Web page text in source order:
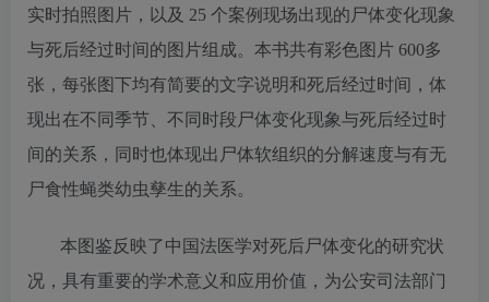
实时拍照图片，以及 25 个案例现场出现的尸体变化现象
与死后经过时间的图片组成。本书共有彩色图片 600多
张，每张图下均有简要的文字说明和死后经过时间，体
现出在不同季节、不同时段尸体变化现象与死后经过时
间的关系，同时也体现出尸体软组织的分解速度与有无
尸食性蝇类幼虫孳生的关系。
本图鉴反映了中国法医学对死后尸体变化的研究状
况，具有重要的学术意义和应用价值，为公安司法部门